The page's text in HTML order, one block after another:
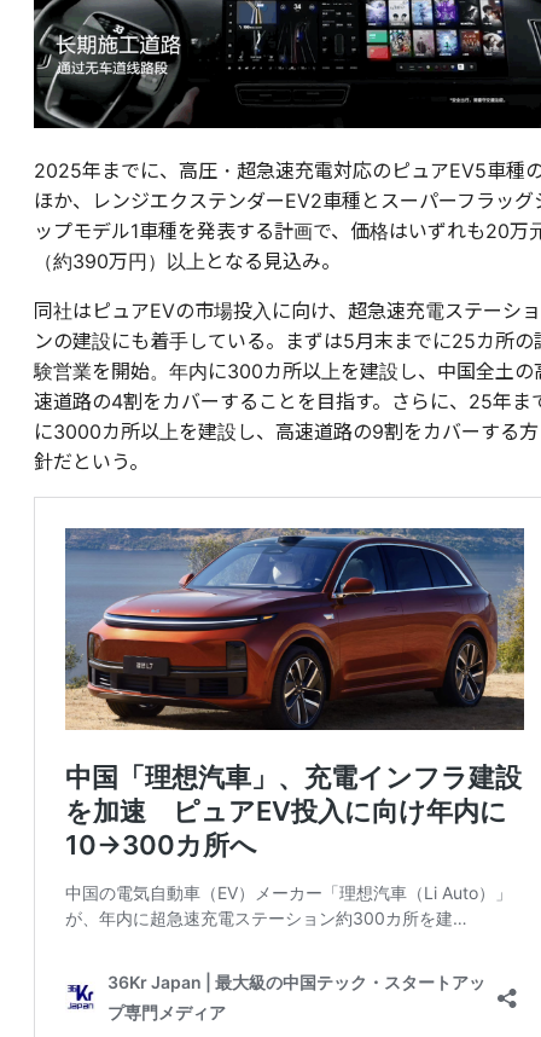
2025年までに、高圧・超急速充電対応のピュアEV5車種
ほか、レンジエクステンダーEV2車種とスーパーフラッグ
ップモデル1車種を発表する計画で、価格はいずれも20万
（約390万円）以上となる見込み。
同社はピュアEVの市場投入に向け、超急速充電ステーショ
ンの建設にも着手している。まずは5月末までに25カ所の
験営業を開始。年内に300カ所以上を建設し、中国全土の
速道路の4割をカバーすることを目指す。さらに、25年ま
に3000カ所以上を建設し、高速道路の9割をカバーする方
針だという。